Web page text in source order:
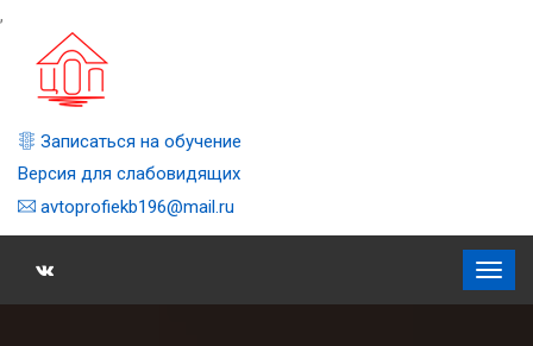
,
Записаться на обучение
Версия для слабовидящих
avtoprofiekb196@mail.ru